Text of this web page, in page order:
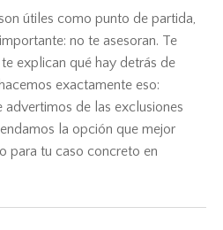
útiles como punto de partida,
no te asesoran. Te
explican qué hay detrás de
exactamente eso:
de las exclusiones
la opción que mejor
para tu caso concreto en